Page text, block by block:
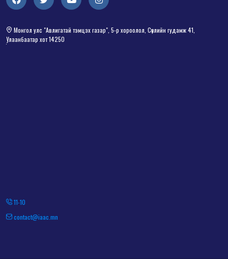
Монгол улс "Авлигатай тэмцэх газар", 5-р хороолол, Сөүлийн гудамж 41,
Улаанбаатар хот 14250
11-10
contact@iaac.mn